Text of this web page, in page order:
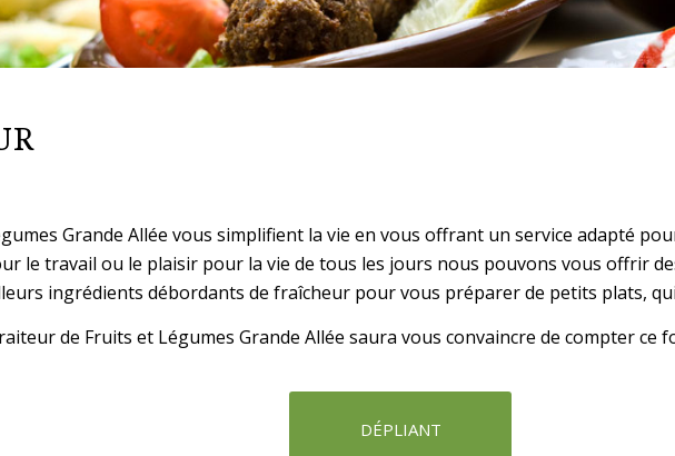
Grande Allée vous simplifient la vie en vous offrant un service adapté
le travail ou le plaisir pour la vie de tous les jours nous pouvons vous offrir
ingrédients débordants de fraîcheur pour vous préparer de petits plats,
de Fruits et Légumes Grande Allée saura vous convaincre de compter ce
DÉPLIANT